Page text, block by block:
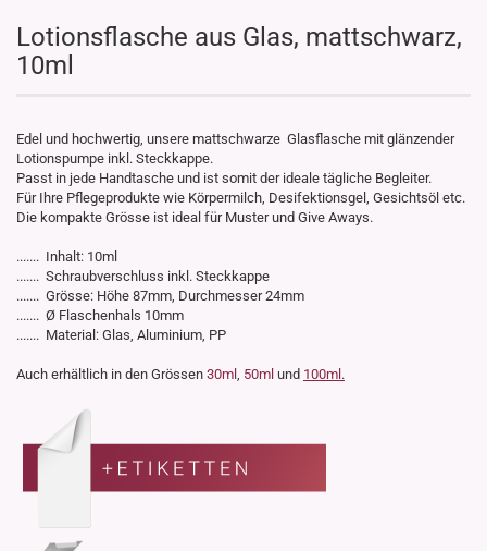
Lotionsflasche aus Glas, mattschwarz,
10ml
Edel und hochwertig, unsere mattschwarze Glasflasche mit glänzender
Lotionspumpe inkl. Steckkappe.
Passt in jede Handtasche und ist somit der ideale tägliche Begleiter.
Für Ihre Pflegeprodukte wie Körpermilch, Desifektionsgel, Gesichtsöl etc.
Die kompakte Grösse ist ideal für Muster und Give Aways.
....... Inhalt: 10ml
....... Schraubverschluss inkl. Steckkappe
....... Grösse: Höhe 87mm, Durchmesser 24mm
....... Ø Flaschenhals 10mm
....... Material: Glas, Aluminium, PP
Auch erhältlich in den Grössen 30ml , 50ml und 100ml.